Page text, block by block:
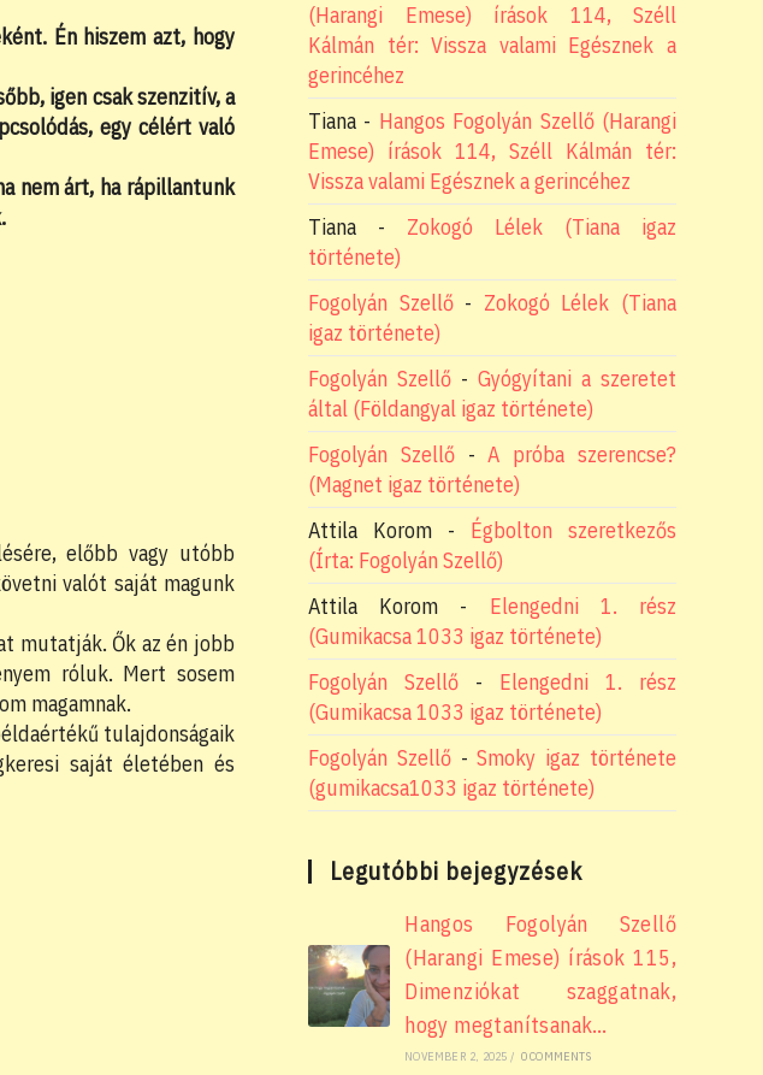
Én hiszem azt, hogy
igen csak szenzitív, a
egy célért való
nem árt, ha rápillantunk
előbb vagy utóbb
valót saját magunk
mutatják. Ők az én jobb
róluk. Mert sosem
magamnak.
tulajdonságaik
saját életében és
(Harangi Emese) írások 114, Széll
Kálmán tér: Vissza valami Egésznek a
gerincéhez
Tiana - Hangos Fogolyán Szellő (Harangi
Emese) írások 114, Széll Kálmán tér:
Vissza valami Egésznek a gerincéhez
Tiana - Zokogó Lélek (Tiana igaz
története)
Fogolyán Szellő- Zokogó Lélek (Tiana
igaz története)
Fogolyán Szellő - Gyógyítani a szeretet
által (Földangyal igaz története)
Fogolyán Szellő-A próba szerencse?
(Magnet igaz története)
Attila Korom - Égbolton szeretkezős
(Írta: Fogolyán Szellő)
Attila Korom - Elengedni 1. rész
(Gumikacsa 1033 igaz története)
Fogolyán Szellő - Elengedni 1. rész
(Gumikacsa 1033 igaz története)
Fogolyán Szellő-Smoky igaz története
(gumikacsa1033 igaz története)
Legutóbbi bejegyzések
Hangos Fogolyán Szellő
(Harangi Emese) írások 115,
Dimenziókat szaggatnak,
hogy megtanítsanak…
NOVEMBER 2, 2025 / 0 COMMENTS